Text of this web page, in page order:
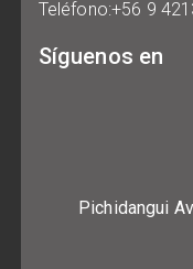
Teléfono:+56 9
Síguenos en
Pichidangui